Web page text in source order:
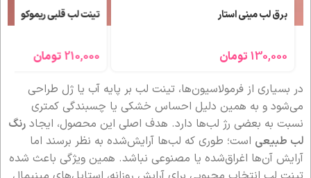
برق لب مینی استار
130,000 تومان
تینت لب قلبی ریموکو
210,000 تومان
در بسیاری از فرمولاسیون‌ها، تینت لب بر پایه آب یا ژل طراحی
می‌شود و به همین دلیل احساس خشکی یا چسبندگی کمتری
نسبت به بعضی رژ لب‌ها دارد. هدف اصلی این محصول، ایجاد رنگ
لب طبیعی است؛ طوری که لب‌ها آرایش‌شده به نظر برسند اما
آرایش آن‌ها اغراق‌شده یا مصنوعی نباشد. همین ویژگی باعث شده